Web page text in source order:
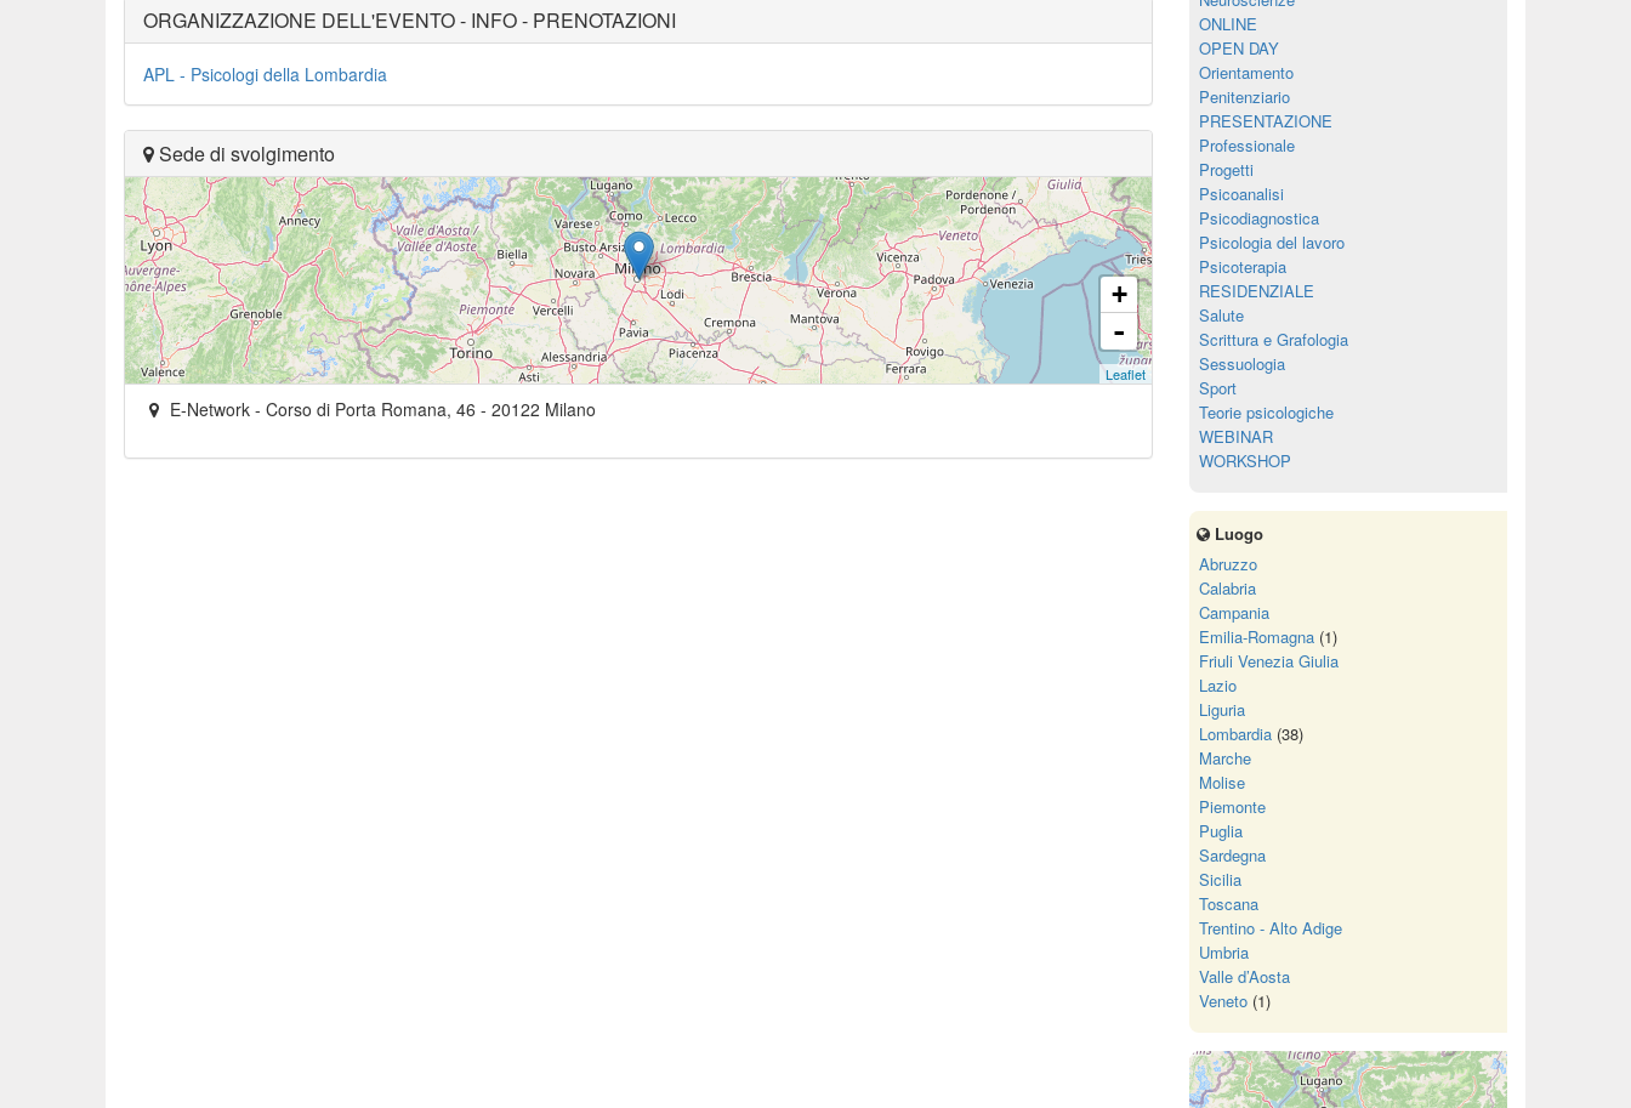
ORGANIZZAZIONE DELL'EVENTO - INFO - PRENOTAZIONI
APL - Psicologi della Lombardia
Sede di svolgimento
+
-
Leaflet
E-Network - Corso di Porta Romana, 46 - 20122 Milano
ONLINE
OPEN DAY
Orientamento
Penitenziario
PRESENTAZIONE
Professionale
Progetti
Psicoanalisi
Psicodiagnostica
Psicologia del lavoro
Psicoterapia
RESIDENZIALE
Salute
Scrittura e Grafologia
Sessuologia
Sport
Teorie psicologiche
WEBINAR
WORKSHOP
Luogo
Abruzzo
Calabria
Campania
Emilia-Romagna(1)
Friuli Venezia Giulia
Lazio
Liguria
Lombardia(38)
Marche
Molise
Piemonte
Puglia
Sardegna
Sicilia
Toscana
Trentino - Alto Adige
Umbria
Valle d’Aosta
Veneto(1)